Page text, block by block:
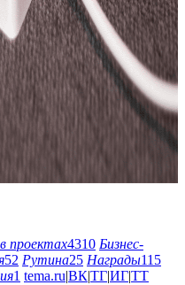
проектах4310 Бизнес-
52 Рутина25 Награды115
1 tema.ruВКТГИГТТ